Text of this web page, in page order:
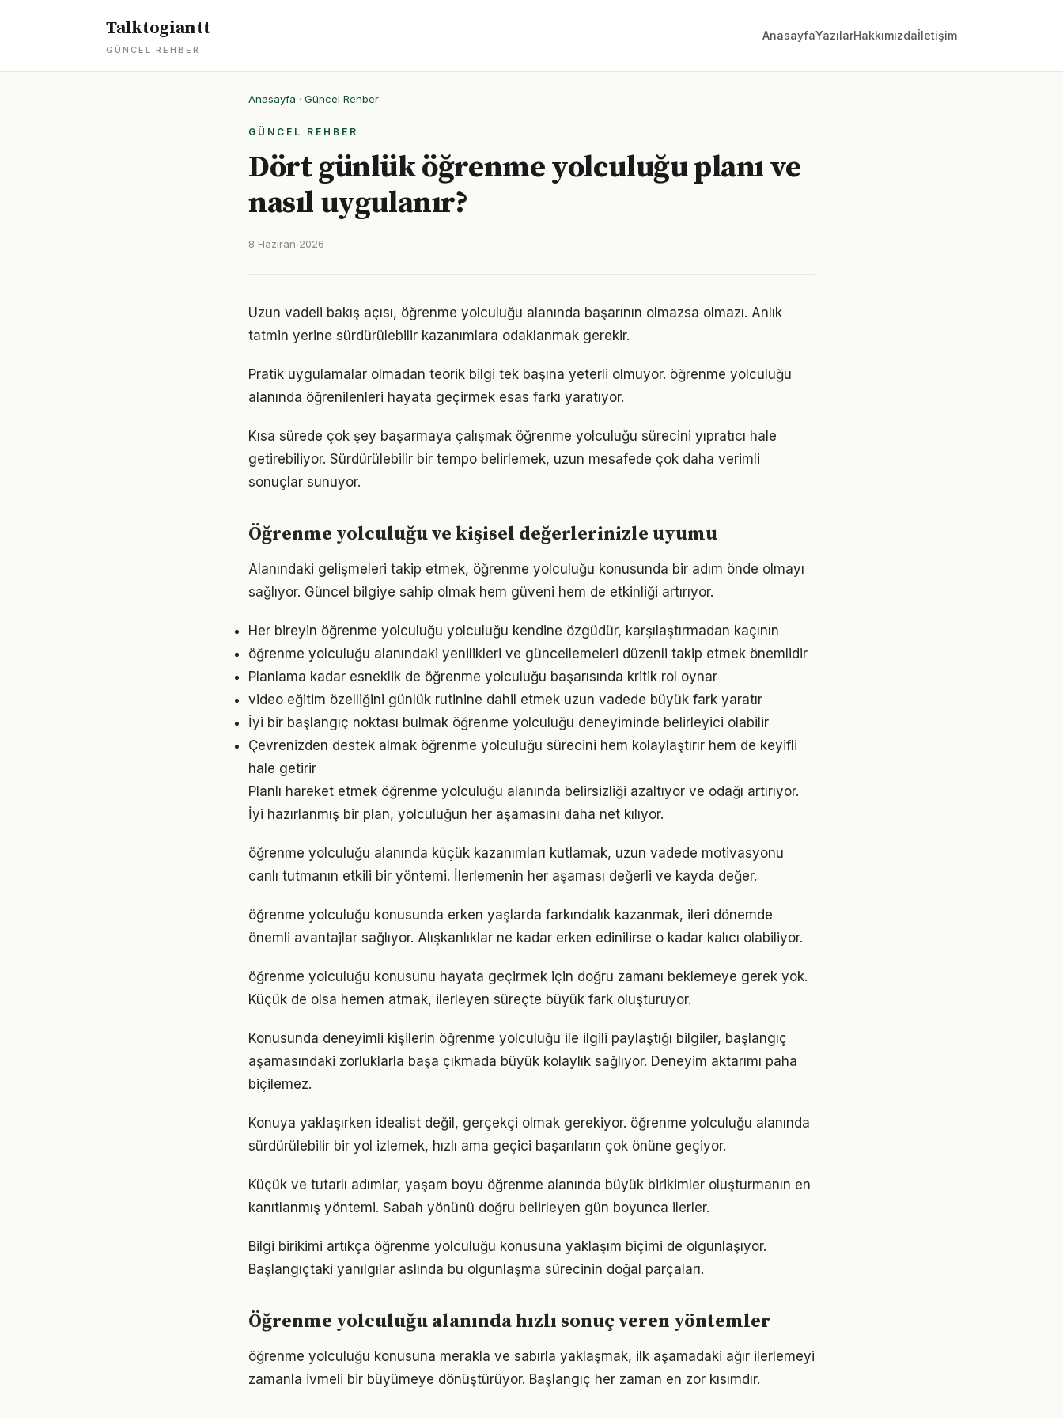
Talktogiantt
GÜNCEL REHBER
AnasayfaYazılarHakkımızdaİletişim
Anasayfa · Güncel Rehber
GÜNCEL REHBER
Dört günlük öğrenme yolculuğu planı ve
nasıl uygulanır?
8 Haziran 2026
Uzun vadeli bakış açısı, öğrenme yolculuğu alanında başarının olmazsa olmazı. Anlık
tatmin yerine sürdürülebilir kazanımlara odaklanmak gerekir.
Pratik uygulamalar olmadan teorik bilgi tek başına yeterli olmuyor. öğrenme yolculuğu
alanında öğrenilenleri hayata geçirmek esas farkı yaratıyor.
Kısa sürede çok şey başarmaya çalışmak öğrenme yolculuğu sürecini yıpratıcı hale
getirebiliyor. Sürdürülebilir bir tempo belirlemek, uzun mesafede çok daha verimli
sonuçlar sunuyor.
Öğrenme yolculuğu ve kişisel değerlerinizle uyumu
Alanındaki gelişmeleri takip etmek, öğrenme yolculuğu konusunda bir adım önde olmayı
sağlıyor. Güncel bilgiye sahip olmak hem güveni hem de etkinliği artırıyor.
Her bireyin öğrenme yolculuğu yolculuğu kendine özgüdür, karşılaştırmadan kaçının
öğrenme yolculuğu alanındaki yenilikleri ve güncellemeleri düzenli takip etmek önemlidir
Planlama kadar esneklik de öğrenme yolculuğu başarısında kritik rol oynar
video eğitim özelliğini günlük rutinine dahil etmek uzun vadede büyük fark yaratır
İyi bir başlangıç noktası bulmak öğrenme yolculuğu deneyiminde belirleyici olabilir
Çevrenizden destek almak öğrenme yolculuğu sürecini hem kolaylaştırır hem de keyifli
hale getirir
Planlı hareket etmek öğrenme yolculuğu alanında belirsizliği azaltıyor ve odağı artırıyor.
İyi hazırlanmış bir plan, yolculuğun her aşamasını daha net kılıyor.
öğrenme yolculuğu alanında küçük kazanımları kutlamak, uzun vadede motivasyonu
canlı tutmanın etkili bir yöntemi. İlerlemenin her aşaması değerli ve kayda değer.
öğrenme yolculuğu konusunda erken yaşlarda farkındalık kazanmak, ileri dönemde
önemli avantajlar sağlıyor. Alışkanlıklar ne kadar erken edinilirse o kadar kalıcı olabiliyor.
öğrenme yolculuğu konusunu hayata geçirmek için doğru zamanı beklemeye gerek yok.
Küçük de olsa hemen atmak, ilerleyen süreçte büyük fark oluşturuyor.
Konusunda deneyimli kişilerin öğrenme yolculuğu ile ilgili paylaştığı bilgiler, başlangıç
aşamasındaki zorluklarla başa çıkmada büyük kolaylık sağlıyor. Deneyim aktarımı paha
biçilemez.
Konuya yaklaşırken idealist değil, gerçekçi olmak gerekiyor. öğrenme yolculuğu alanında
sürdürülebilir bir yol izlemek, hızlı ama geçici başarıların çok önüne geçiyor.
Küçük ve tutarlı adımlar, yaşam boyu öğrenme alanında büyük birikimler oluşturmanın en
kanıtlanmış yöntemi. Sabah yönünü doğru belirleyen gün boyunca ilerler.
Bilgi birikimi artıkça öğrenme yolculuğu konusuna yaklaşım biçimi de olgunlaşıyor.
Başlangıçtaki yanılgılar aslında bu olgunlaşma sürecinin doğal parçaları.
Öğrenme yolculuğu alanında hızlı sonuç veren yöntemler
öğrenme yolculuğu konusuna merakla ve sabırla yaklaşmak, ilk aşamadaki ağır ilerlemeyi
zamanla ivmeli bir büyümeye dönüştürüyor. Başlangıç her zaman en zor kısımdır.